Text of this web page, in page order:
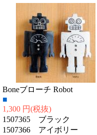
Boneブローチ Robot
■
1,300 円(税抜)
1507365 ブラック
1507366 アイボリー